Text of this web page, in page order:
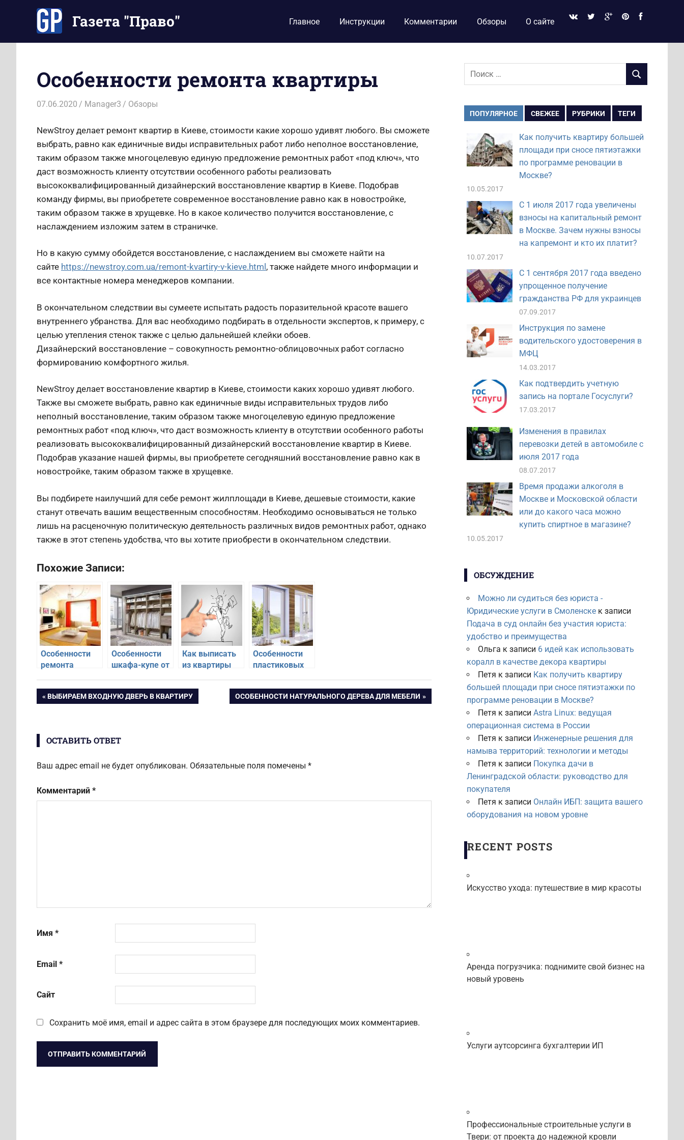
содержимому
Газета "Право"
Ваше
время
Главное Инструкции Комментарии Обзоры О сайте
Особенности ремонта квартиры
07.06.2020 Manager3 Обзоры
NewStroy делает ремонт квартир в Киеве, стоимости какие хорошо удивят любого. Вы сможете
выбрать, равно как единичные виды исправительных работ либо неполное восстановление,
таким образом также многоцелевую единую предложение ремонтных работ «под ключ», что
даст возможность клиенту отсутствии особенного работы реализовать
высококвалифицированный дизайнерский восстановление квартир в Киеве. Подобрав
команду фирмы, вы приобретете современное восстановление равно как в новостройке,
таким образом также в хрущевке. Но в какое количество получится восстановление, с
наслаждением изложим затем в страничке.
Но в какую сумму обойдется восстановление, с наслаждением вы сможете найти на
сайте https://newstroy.com.ua/remont-kvartiry-v-kieve.html , также найдете много информации и
все контактные номера менеджеров компании.
В окончательном следствии вы сумеете испытать радость поразительной красоте вашего
внутреннего убранства. Для вас необходимо подбирать в отдельности экспертов, к примеру, с
целью утепления стенок также с целью дальнейшей клейки обоев.
Дизайнерский восстановление – совокупность ремонтно-облицовочных работ согласно
формированию комфортного жилья.
NewStroy делает восстановление квартир в Киеве, стоимости каких хорошо удивят любого.
Также вы сможете выбрать, равно как единичные виды исправительных трудов либо
неполный восстановление, таким образом также многоцелевую единую предложение
ремонтных работ «под ключ», что даст возможность клиенту в отсутствии особенного работы
реализовать высококвалифицированный дизайнерский восстановление квартир в Киеве.
Подобрав указание нашей фирмы, вы приобретете сегодняшний восстановление равно как в
новостройке, таким образом также в хрущевке.
Вы подбирете наилучший для себе ремонт жилплощади в Киеве, дешевые стоимости, какие
станут отвечать вашим вещественным способностям. Необходимо основываться не только
лишь на расценочную политическую деятельность различных видов ремонтных работ, однако
также в этот степень удобства, что вы хотите приобрести в окончательном следствии.
Похожие Записи:
Особенности
ремонта
ключ
Особенности
шкафа-купе от
Как выписать
из квартиры
его согласия?
Особенности
квартиры
Особенности
пластиковых
Навигация
записям
ПРЕДЫДУЩАЯ
ВЫБИРАЕМ ВХОДНУЮ ДВЕРЬ В КВАРТИРУ
СЛЕДУЮЩАЯ
ОСОБЕННОСТИ НАТУРАЛЬНОГО ДЕРЕВА ДЛЯ МЕБЕЛИ
ОСТАВИТЬ ОТВЕТ
Ваш адрес email не будет опубликован. Обязательные поля помечены *
Комментарий *
Имя *
Email *
Сайт
Сохранить моё имя, email и адрес сайта в этом браузере для последующих моих комментариев.
Поиск
ПОИСК
ПОПУЛЯРНОЕ СВЕЖЕЕ РУБРИКИ ТЕГИ
Как получить квартиру большей
площади при сносе пятиэтажки
по программе реновации в
Москве?
10.05.2017
С 1 июля 2017 года увеличены
взносы на капитальный ремонт
в Москве. Зачем нужны взносы
на капремонт и кто их платит?
10.07.2017
С 1 сентября 2017 года введено
упрощенное получение
гражданства РФ для украинцев
07.09.2017
Инструкция по замене
водительского удостоверения в
МФЦ
14.03.2017
Как подтвердить учетную
запись на портале Госуслуги?
17.03.2017
Изменения в правилах
перевозки детей в автомобиле с
июля 2017 года
08.07.2017
Время продажи алкоголя в
Москве и Московской области
или до какого часа можно
купить спиртное в магазине?
10.05.2017
ОБСУЖДЕНИЕ
Можно ли судиться без юриста -
Юридические услуги в Смоленскек записи
Подача в суд онлайн без участия юриста:
удобство и преимущества
Ольга к записи 6 идей как использовать
коралл в качестве декора квартиры
Петя к записи Как получить квартиру
большей площади при сносе пятиэтажки по
программе реновации в Москве?
Петя к записи Astra Linux: ведущая
операционная система в России
Петя к записи Инженерные решения для
намыва территорий: технологии и методы
Петя к записи Покупка дачи в
Ленинградской области: руководство для
покупателя
Петя к записи Онлайн ИБП: защита вашего
оборудования на новом уровне
RECENT POSTS
Искусство ухода: путешествие в мир красоты
Аренда погрузчика: поднимите свой бизнес на
новый уровень
Услуги аутсорсинга бухгалтерии ИП
Профессиональные строительные услуги в
Твери: от проекта до надежной кровли